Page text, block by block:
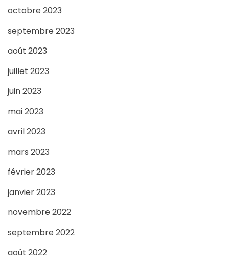
octobre 2023
septembre 2023
août 2023
juillet 2023
juin 2023
mai 2023
avril 2023
mars 2023
février 2023
janvier 2023
novembre 2022
septembre 2022
août 2022